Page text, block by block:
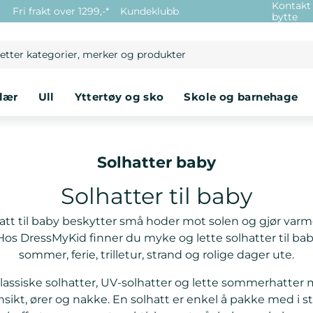
Fri frakt over 1299,-* Kundeklubb
Kontakt
bytte
ull yttertøy og sko skole og barnehage
Solhatter baby
Solhatter til baby
til baby beskytter små hoder mot solen og gjør
DressMyKid finner du myke og lette solhatter til
sommer, ferie, trilletur, strand og rolige dager ute.
solhatter, UV-solhatter og lette sommerhatter
ører og nakke. En solhatt er enkel å pakke med i